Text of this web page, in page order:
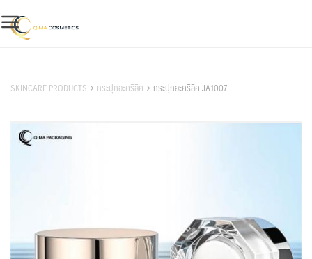
to
content
SKINCARE PRODUCTS กระปุกอะคริลิค กระปุกอะคริลิค JA1007